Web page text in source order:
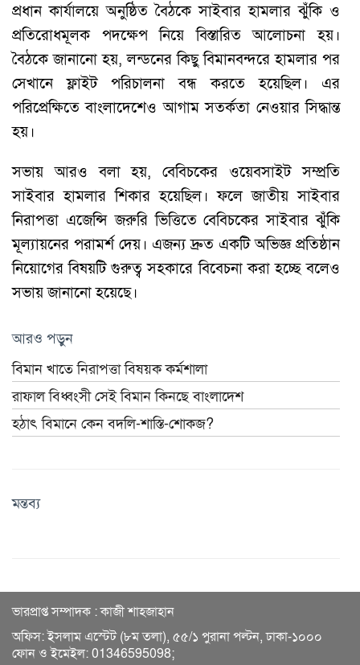
প্রধান কার্যালয়ে অনুষ্ঠিত বৈঠকে সাইবার হামলার ঝুঁকি ও
প্রতিরোধমূলক পদক্ষেপ নিয়ে বিস্তারিত আলোচনা হয়।
বৈঠকে জানানো হয়, লন্ডনের কিছু বিমানবন্দরে হামলার পর
সেখানে ফ্লাইট পরিচালনা বন্ধ করতে হয়েছিল। এর
পরিপ্রেক্ষিতে বাংলাদেশেও আগাম সতর্কতা নেওয়ার সিদ্ধান্ত
হয়।
সভায় আরও বলা হয়, বেবিচকের ওয়েবসাইট সম্প্রতি
সাইবার হামলার শিকার হয়েছিল। ফলে জাতীয় সাইবার
নিরাপত্তা এজেন্সি জরুরি ভিত্তিতে বেবিচকের সাইবার ঝুঁকি
মূল্যায়নের পরামর্শ দেয়। এজন্য দ্রুত একটি অভিজ্ঞ প্রতিষ্ঠান
নিয়োগের বিষয়টি গুরুত্ব সহকারে বিবেচনা করা হচ্ছে বলেও
সভায় জানানো হয়েছে।
আরও পড়ুন
বিমান খাতে নিরাপত্তা বিষয়ক কর্মশালা
রাফাল বিধ্বংসী সেই বিমান কিনছে বাংলাদেশ
হঠাৎ বিমানে কেন বদলি-শাস্তি-শোকজ?
মন্তব্য
ভারপ্রাপ্ত সম্পাদক : কাজী শাহজাহান
অফিস: ইসলাম এস্টেট (৮ম তলা), ৫৫/১ পুরানা পল্টন, ঢাকা-১০০০
ফোন ও ইমেইল: 01346595098;